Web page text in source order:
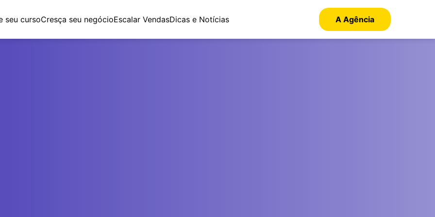
seu cursoCresça seu negócioEscalar VendasDicas e Notícias A Agência